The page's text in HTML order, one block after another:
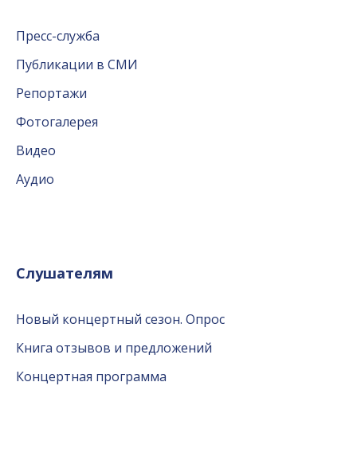
Пресс-служба
Публикации в СМИ
Репортажи
Фотогалерея
Видео
Аудио
Слушателям
Новый концертный сезон. Опрос
Книга отзывов и предложений
Концертная программа